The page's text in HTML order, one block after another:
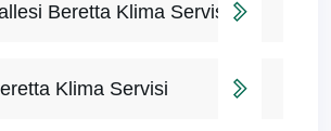
Beretta Klima Servisi
Klima Servisi